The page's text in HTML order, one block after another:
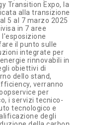
Transition Expo, la
alla transizione
5 al 7 marzo 2025
in 7 aree
il punto sulle
integrate per
rinnovabili in
obiettivi di
dello stand,
verranno
per
i servizi tecnico-
tecnologico e
degli